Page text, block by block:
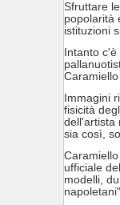
Sfruttare
popolarità
istituzioni
Intanto
Immagini
fisicità
dell'artista
sia così,
ufficiale
modelli,